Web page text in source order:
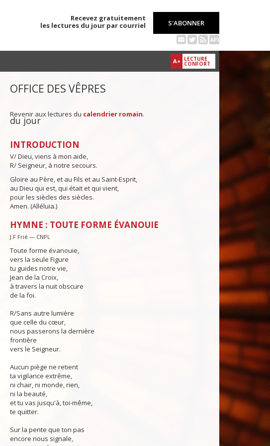
Recevez gratuitement
les lectures du jour par courriel
S'ABONNER
API
A+ LECTURE
CONFORT
OFFICE DES VÊPRES
Revenir aux lectures du calendrier romain.
du jour
INTRODUCTION
V/ Dieu, viens à mon aide,
R/ Seigneur, à notre secours.
Gloire au Père, et au Fils et au Saint-Esprit,
au Dieu qui est, qui était et qui vient,
pour les siècles des siècles.
Amen. (Alléluia.)
HYMNE : TOUTE FORME ÉVANOUIE
J.F Frié — CNPL
Toute forme évanouie,
vers la seule Figure
tu guides notre vie,
Jean de la Croix,
à travers la nuit obscure
de la foi.
R/Sans autre lumière
que celle du cœur,
nous passerons la dernière
frontière
vers le Seigneur.
Aucun piège ne retient
ta vigilance extrême,
ni chair, ni monde, rien,
ni la beauté,
et tu vas jusqu'à, toi-même,
te quitter.
Sur la pente que ton pas
encore nous signale,